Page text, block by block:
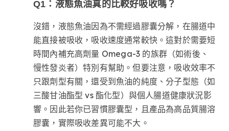
Q1：液態魚油真的比較好吸收嗎？
沒錯，液態魚油因為不需經過膠囊分解，在腸道中
能直接被吸收，吸收速度通常較快。這對於需要短
時間內補充高劑量 Omega-3 的族群（如術後、
慢性發炎者）特別有幫助。但要注意，吸收效率不
只跟劑型有關，還受到魚油的純度、分子型態（如
三酸甘油酯型 vs 酯化型）與個人腸道健康狀況影
響。因此若你已習慣膠囊型，且產品為高品質腸溶
膠囊，實際吸收差異可能不大。